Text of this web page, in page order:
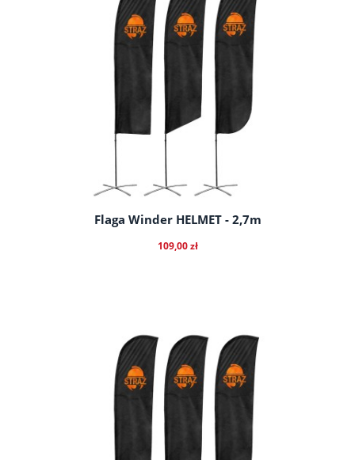
Flaga Winder HELMET - 2,7m
109,00 zł
do koszyka